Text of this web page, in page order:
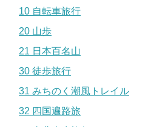
10 自転車旅行
20 山歩
21 日本百名山
30 徒歩旅行
31 みちのく潮風トレイル
32 四国遍路旅